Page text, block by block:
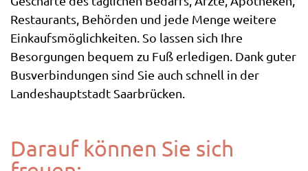
Restaurants, Behörden und jede Menge weitere
Einkaufsmöglichkeiten. So lassen sich Ihre
Besorgungen bequem zu Fuß erledigen. Dank guter
Busverbindungen sind Sie auch schnell in der
Landeshauptstadt Saarbrücken.
Darauf können Sie sich